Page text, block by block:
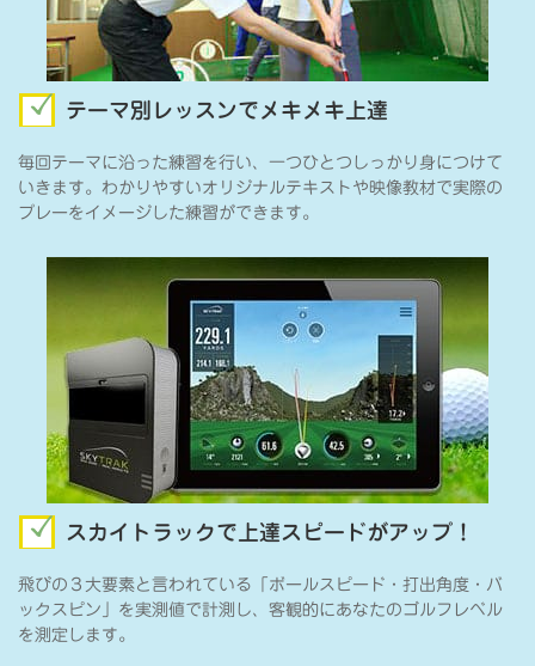
テーマ別レッスンでメキメキ上達
毎回テーマに沿った練習を行い、一つひとつしっかり身につけて
いきます。わかりやすいオリジナルテキストや映像教材で実際の
プレーをイメージした練習ができます。
スカイトラックで上達スピードがアップ！
飛びの３大要素と言われている「ボールスピード・打出角度・バ
ックスピン」を実測値で計測し、客観的にあなたのゴルフレベル
を測定します。